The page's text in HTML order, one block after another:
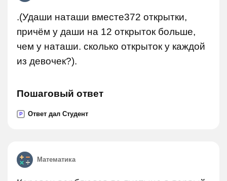
.(Удаши наташи вместе372 открытки,
причём у даши на 12 открыток больше,
чем у наташи. сколько открыток у каждой
из девочек?).
Пошаговый ответ
P Ответ дал Студент
Математика